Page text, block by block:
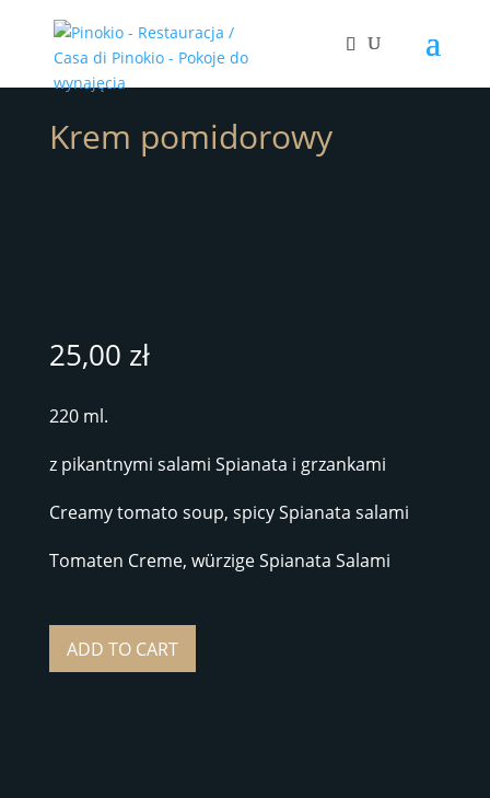
Krem pomidorowy
25,00 zł
220 ml.
z pikantnymi salami Spianata i grzankami
Creamy tomato soup, spicy Spianata salami
Tomaten Creme, würzige Spianata Salami
ADD TO CART